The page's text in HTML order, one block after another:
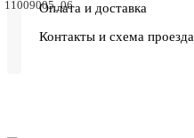
Оплата и доставка
Контакты и схема проезда
11009005_06